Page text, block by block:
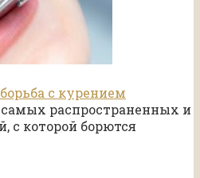
с курением
распространенных и
с которой борются